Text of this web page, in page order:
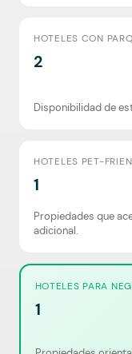
HOTELES CON
2
Disponibilidad de
HOTELES PET-
1
Propiedades que
adicional.
HOTELES PARA
1